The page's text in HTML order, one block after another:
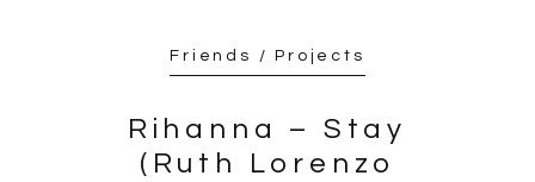
Friends / Projects
Rihanna – Stay
(Ruth Lorenzo